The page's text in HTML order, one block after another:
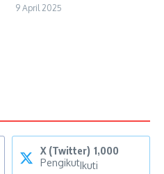
9 April 2025
X (Twitter) 1,000
PengikutIkuti